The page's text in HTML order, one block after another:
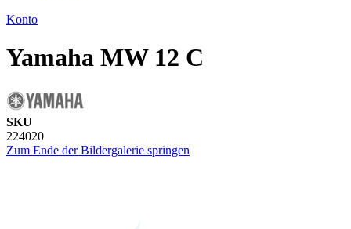
Konto
Yamaha MW 12 C
SKU
224020
Zum Ende der Bildergalerie springen